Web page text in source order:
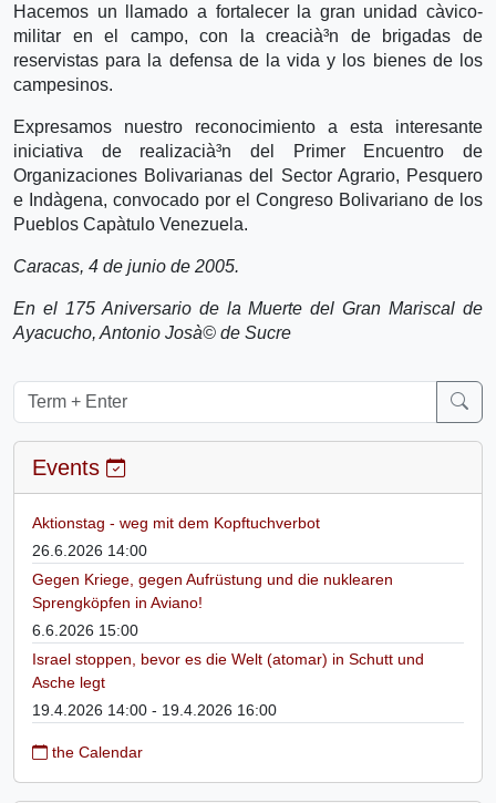
Hacemos un llamado a fortalecer la gran unidad cà­vico-
militar en el campo, con la creacià³n de brigadas de
reservistas para la defensa de la vida y los bienes de los
campesinos.
Expresamos nuestro reconocimiento a esta interesante
iniciativa de realizacià³n del Primer Encuentro de
Organizaciones Bolivarianas del Sector Agrario, Pesquero
e Indà­gena, convocado por el Congreso Bolivariano de los
Pueblos Capà­tulo Venezuela.
Caracas, 4 de junio de 2005.
En el 175 Aniversario de la Muerte del Gran Mariscal de
Ayacucho, Antonio Josà© de Sucre
Events
Aktionstag - weg mit dem Kopftuchverbot
26.6.2026 14:00
Gegen Kriege, gegen Aufrüstung und die nuklearen
Sprengköpfen in Aviano!
6.6.2026 15:00
Israel stoppen, bevor es die Welt (atomar) in Schutt und
Asche legt
19.4.2026 14:00 - 19.4.2026 16:00
the Calendar